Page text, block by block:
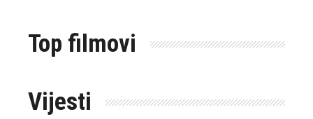
Top filmovi
Vijesti